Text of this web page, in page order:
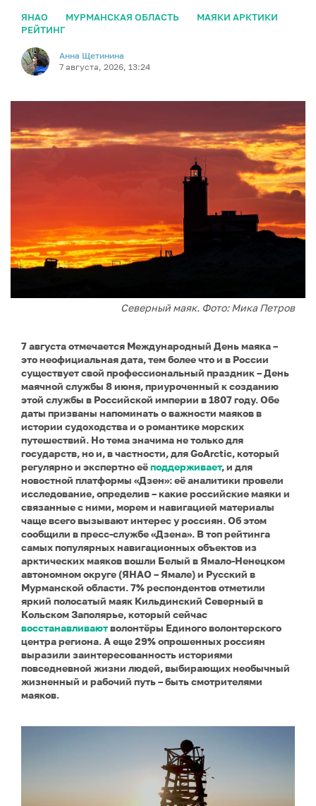
ЯНАО МУРМАНСКАЯ ОБЛАСТЬ
МАЯКИ АРКТИКИ
РЕЙТИНГ
Анна Щетинина
7 августа, 2026, 13:24
Северный маяк. Фото: Мика Петров
7 августа отмечается Международный День маяка –
это неофициальная дата, тем более что и в России
существует свой профессиональный праздник – День
маячной службы 8 июня, приуроченный к созданию
этой службы в Российской империи в 1807 году. Обе
даты призваны напоминать о важности маяков в
истории судоходства и о романтике морских
путешествий. Но тема значима не только для
государств, но и, в частности, для GoArctic, который
регулярно и экспертно еёподдерживает, и для
новостной платформы «Дзен»: её аналитики провели
исследование, определив – какие российские маяки и
связанные с ними, морем и навигацией материалы
чаще всего вызывают интерес у россиян. Об этом
сообщили в пресс-службе«Дзена». В топ рейтинга
самых популярных навигационных объектов из
арктических маяков вошли Белый в Ямало-Ненецком
автономном округе (ЯНАО – Ямале) и Русский в
Мурманской области. 7% респондентов отметили
яркий полосатый маяк Кильдинский Северный в
Кольском Заполярье, который сейчас
восстанавливаютволонтёры Единого волонтерского
центра региона. А еще 29% опрошенных россиян
выразили заинтересованность историями
повседневной жизни людей, выбирающих необычный
жизненный и рабочий путь – быть смотрителями
маяков.